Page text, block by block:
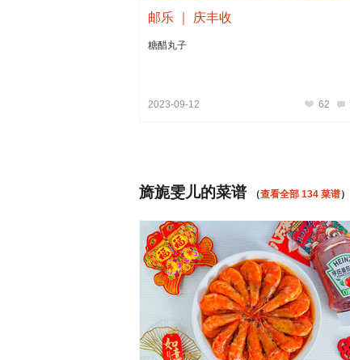
邮乐 ｜ 庆丰收
糖醋丸子
2023-09-12 62
旖旎雯儿的菜谱 （查看全部 134 菜谱）